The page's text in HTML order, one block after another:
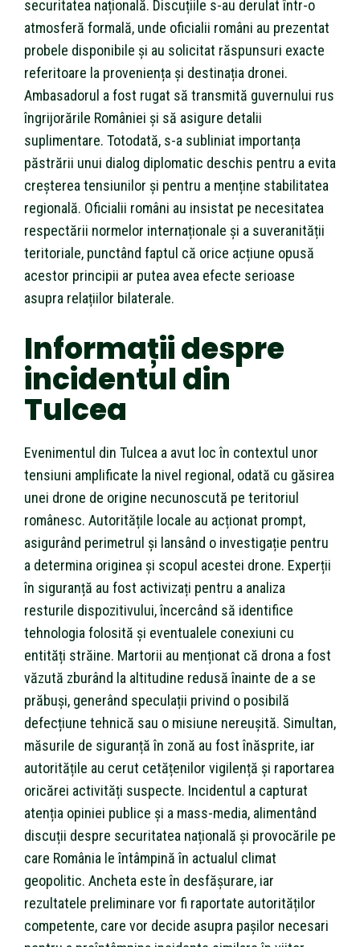
securitatea națională. Discuțiile s-au derulat într-o
atmosferă formală, unde oficialii români au prezentat
probele disponibile și au solicitat răspunsuri exacte
referitoare la proveniența și destinația dronei.
Ambasadorul a fost rugat să transmită guvernului rus
îngrijorările României și să asigure detalii
suplimentare. Totodată, s-a subliniat importanța
păstrării unui dialog diplomatic deschis pentru a evita
creșterea tensiunilor și pentru a menține stabilitatea
regională. Oficialii români au insistat pe necesitatea
respectării normelor internaționale și a suveranității
teritoriale, punctând faptul că orice acțiune opusă
acestor principii ar putea avea efecte serioase
asupra relațiilor bilaterale.
Informații despre
incidentul din
Tulcea
Evenimentul din Tulcea a avut loc în contextul unor
tensiuni amplificate la nivel regional, odată cu găsirea
unei drone de origine necunoscută pe teritoriul
românesc. Autoritățile locale au acționat prompt,
asigurând perimetrul și lansând o investigație pentru
a determina originea și scopul acestei drone. Experții
în siguranță au fost activizați pentru a analiza
resturile dispozitivului, încercând să identifice
tehnologia folosită și eventualele conexiuni cu
entități străine. Martorii au menționat că drona a fost
văzută zburând la altitudine redusă înainte de a se
prăbuși, generând speculații privind o posibilă
defecțiune tehnică sau o misiune nereușită. Simultan,
măsurile de siguranță în zonă au fost înăsprite, iar
autoritățile au cerut cetățenilor vigilență și raportarea
oricărei activități suspecte. Incidentul a capturat
atenția opiniei publice și a mass-media, alimentând
discuții despre securitatea națională și provocările pe
care România le întâmpină în actualul climat
geopolitic. Ancheta este în desfășurare, iar
rezultatele preliminare vor fi raportate autorităților
competente, care vor decide asupra pașilor necesari